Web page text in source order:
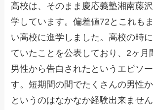
高校は、そのまま慶応義塾湘南藤
学しています。偏差値72とこれも
い高校に進学しました。高校の時
ていたことを公表しており、2ヶ月
男性から告白されたというエピソ
す。短期間の間でたくさんの男性
というのはなかなか経験出来ませ